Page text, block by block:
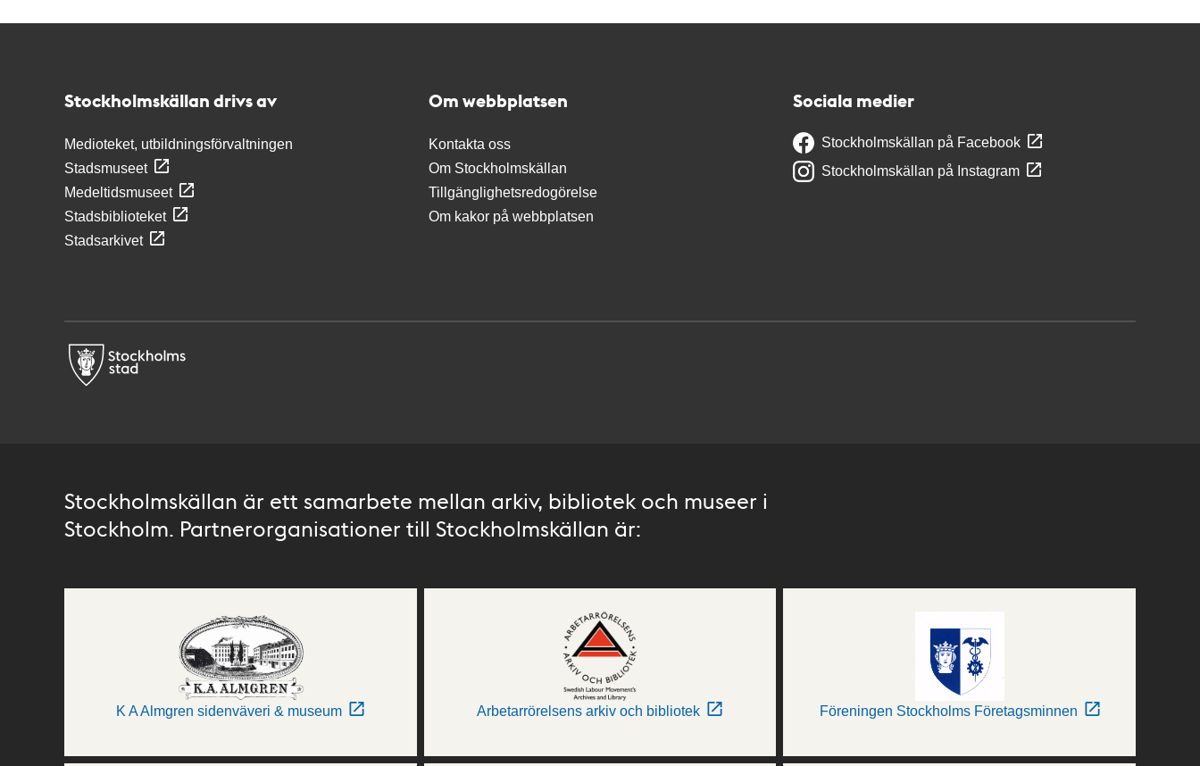
Stockholmskällan drivs av
Medioteket, utbildningsförvaltningen
Stadsmuseet
Medeltidsmuseet
Stadsbiblioteket
Stadsarkivet
Om webbplatsen
Kontakta oss
Om Stockholmskällan
Tillgänglighetsredogörelse
Om kakor på webbplatsen
Sociala medier
Stockholmskällan på Facebook
Stockholmskällan på Instagram
Stockholmskällan är ett samarbete mellan arkiv, bibliotek och museer i
Stockholm. Partnerorganisationer till Stockholmskällan är:
K A Almgren sidenväveri & museum Arbetarrörelsens arkiv och bibliotek Föreningen Stockholms Företagsminnen